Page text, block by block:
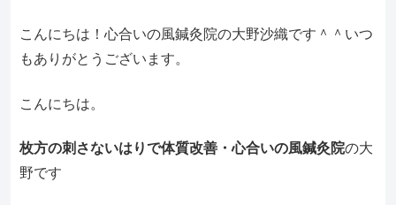
こんにちは！心合いの風鍼灸院の大野沙織です＾＾いつ
もありがとうございます。
こんにちは。
枚方の刺さないはりで体質改善・心合いの風鍼灸院の大
野です